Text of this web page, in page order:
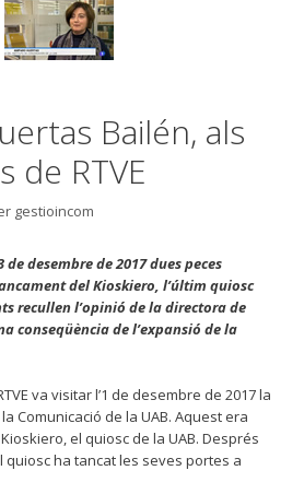
Bailén, als
de RTVE
gestioincom
de desembre de 2017 dues peces
del Kioskiero, l’últim quiosc
recullen l’opinió de la directora de
conseqüència de l’expansió de la
va visitar l’1 de desembre de 2017 la
Comunicació de la UAB. Aquest era
el quiosc de la UAB. Després
quiosc ha tancat les seves portes a